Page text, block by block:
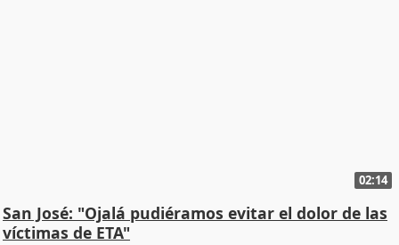
02:14
San José: "Ojalá pudiéramos evitar el dolor de las
víctimas de ETA"